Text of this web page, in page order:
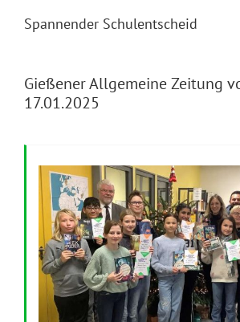
Spannender Schulentscheid
Gießener Allgemeine Zeitung
17.01.2025